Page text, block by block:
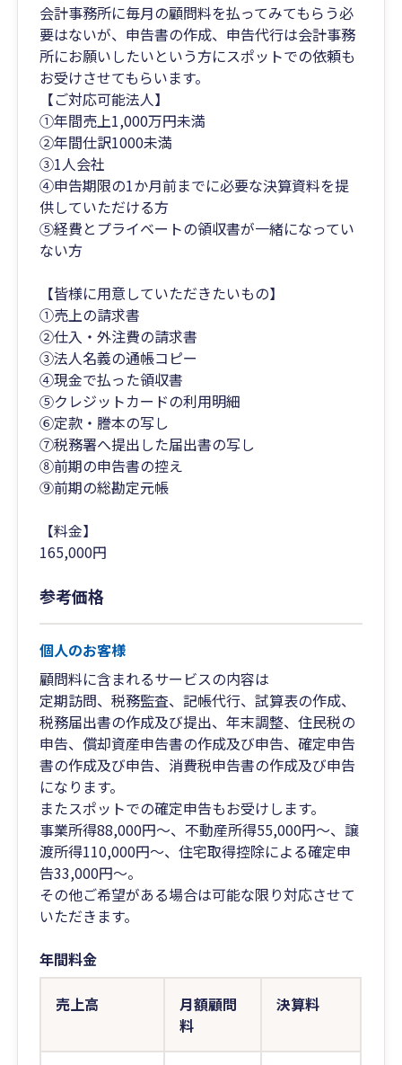
会計事務所に毎月の顧問料を払ってみてもらう必
要はないが、申告書の作成、申告代行は会計事務
所にお願いしたいという方にスポットでの依頼も
お受けさせてもらいます。
【ご対応可能法人】
①年間売上1,000万円未満
②年間仕訳1000未満
③1人会社
④申告期限の1か月前までに必要な決算資料を提
供していただける方
⑤経費とプライベートの領収書が一緒になってい
ない方
【皆様に用意していただきたいもの】
①売上の請求書
②仕入・外注費の請求書
③法人名義の通帳コピー
④現金で払った領収書
⑤クレジットカードの利用明細
⑥定款・謄本の写し
⑦税務署へ提出した届出書の写し
⑧前期の申告書の控え
⑨前期の総勘定元帳
【料金】
165,000円
参考価格
個人のお客様
顧問料に含まれるサービスの内容は
定期訪問、税務監査、記帳代行、試算表の作成、
税務届出書の作成及び提出、年末調整、住民税の
申告、償却資産申告書の作成及び申告、確定申告
書の作成及び申告、消費税申告書の作成及び申告
になります。
またスポットでの確定申告もお受けします。
事業所得88,000円～、不動産所得55,000円～、譲
渡所得110,000円～、住宅取得控除による確定申
告33,000円～。
その他ご希望がある場合は可能な限り対応させて
いただきます。
年間料金
売上高
月額顧問
料
決算料